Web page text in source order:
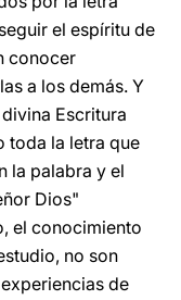
el espíritu de
conocer
a los demás. Y
Escritura
toda la letra que
la palabra y el
Dios"
el conocimiento
no son
de